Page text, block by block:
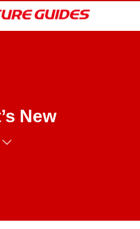
New